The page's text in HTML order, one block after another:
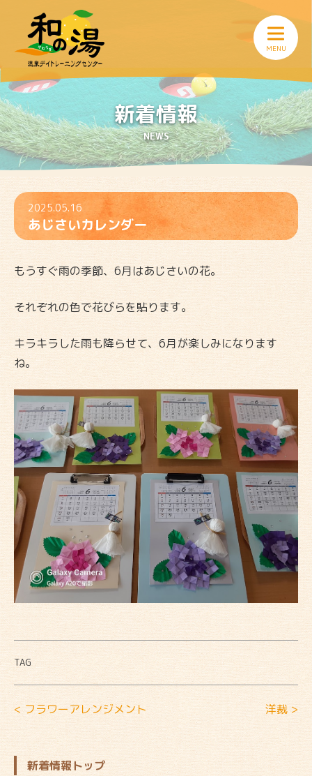
新着情報
NEWS
2025.05.16
あじさいカレンダー
もうすぐ雨の季節、6月はあじさいの花。
それぞれの色で花びらを貼ります。
キラキラした雨も降らせて、6月が楽しみになります
ね。
TAG
< フラワーアレンジメント 洋裁 >
新着情報トップ